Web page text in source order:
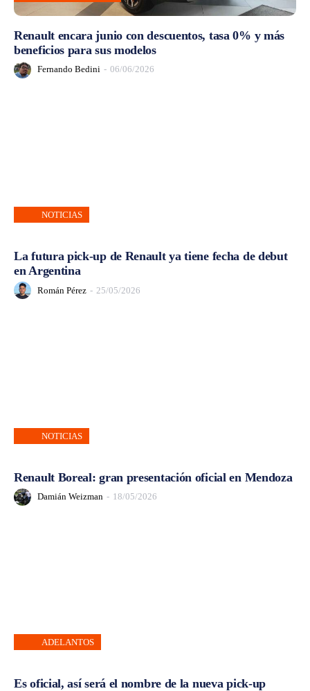
Renault encara junio con descuentos, tasa 0% y más
beneficios para sus modelos
Fernando Bedini - 06/06/2026
NOTICIAS
La futura pick-up de Renault ya tiene fecha de debut
en Argentina
Román Pérez - 25/05/2026
NOTICIAS
Renault Boreal: gran presentación oficial en Mendoza
Damián Weizman - 18/05/2026
ADELANTOS
Es oficial, así será el nombre de la nueva pick-up